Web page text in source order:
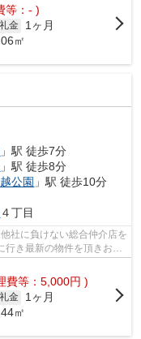
等：- )
礼金
1ヶ月
㎡
」駅 徒歩7分
」駅 徒歩8分
公園 」駅 徒歩10分
４丁目
社に負けない総合仲介店を
き最新の物件を頂きお客
費等：5,000円 )
礼金
1ヶ月
㎡